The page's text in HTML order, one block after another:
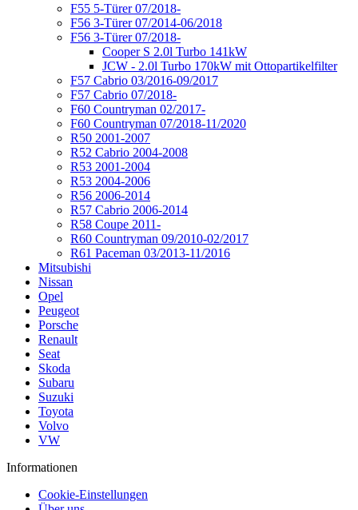
F55 5-Türer 07/2018-
F56 3-Türer 07/2014-06/2018
F56 3-Türer 07/2018-
Cooper S 2.0l Turbo 141kW
JCW - 2.0l Turbo 170kW mit Ottopartikelfilter
F57 Cabrio 03/2016-09/2017
F57 Cabrio 07/2018-
F60 Countryman 02/2017-
F60 Countryman 07/2018-11/2020
R50 2001-2007
R52 Cabrio 2004-2008
R53 2001-2004
R53 2004-2006
R56 2006-2014
R57 Cabrio 2006-2014
R58 Coupe 2011-
R60 Countryman 09/2010-02/2017
R61 Paceman 03/2013-11/2016
Mitsubishi
Nissan
Opel
Peugeot
Porsche
Renault
Seat
Skoda
Subaru
Suzuki
Toyota
Volvo
VW
Informationen
Cookie-Einstellungen